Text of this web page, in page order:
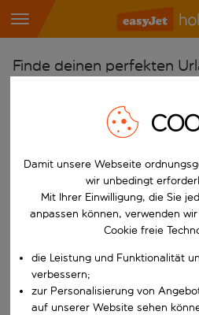
Finde deinen perfekten
Flughafen wählen
Beginne mit der Eingabe für die
Reiseziel wählen
Wähle ein Ab- und Rückflugdatum
Reisezeitraum wählen
Wann
Wer
Damit unsere Webseite
wir unbedingt
Mit Ihrer Einwilligung, die Sie
anpassen können, verwenden
Cookie freie
die Leistung und Funktionalität
verbessern;
zur Personalisierung von
auf unserer Website sehen